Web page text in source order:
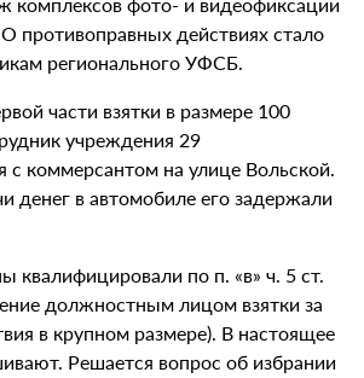
действиях стало
регионального УФСБ.
части взятки в размере 100
учреждения 29
с коммерсантом на улице Вольской.
денег в автомобиле его задержали
квалифицировали по п. «в» ч. 5 ст.
должностным лицом взятки за
в крупном размере). В настоящее
Решается вопрос об избрании